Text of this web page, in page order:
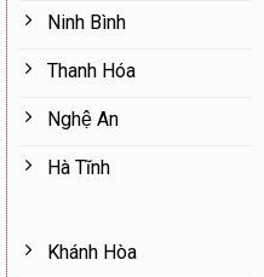
Ninh Bình
Thanh Hóa
Nghệ An
Hà Tĩnh
Khánh Hòa